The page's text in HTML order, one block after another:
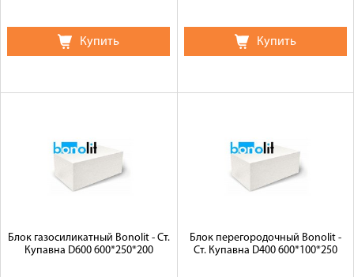
Купить Купить
Блок газосиликатный Bonolit - Ст.
Купавна D600 600*250*200
Блок перегородочный Bonolit -
Ст. Купавна D400 600*100*250